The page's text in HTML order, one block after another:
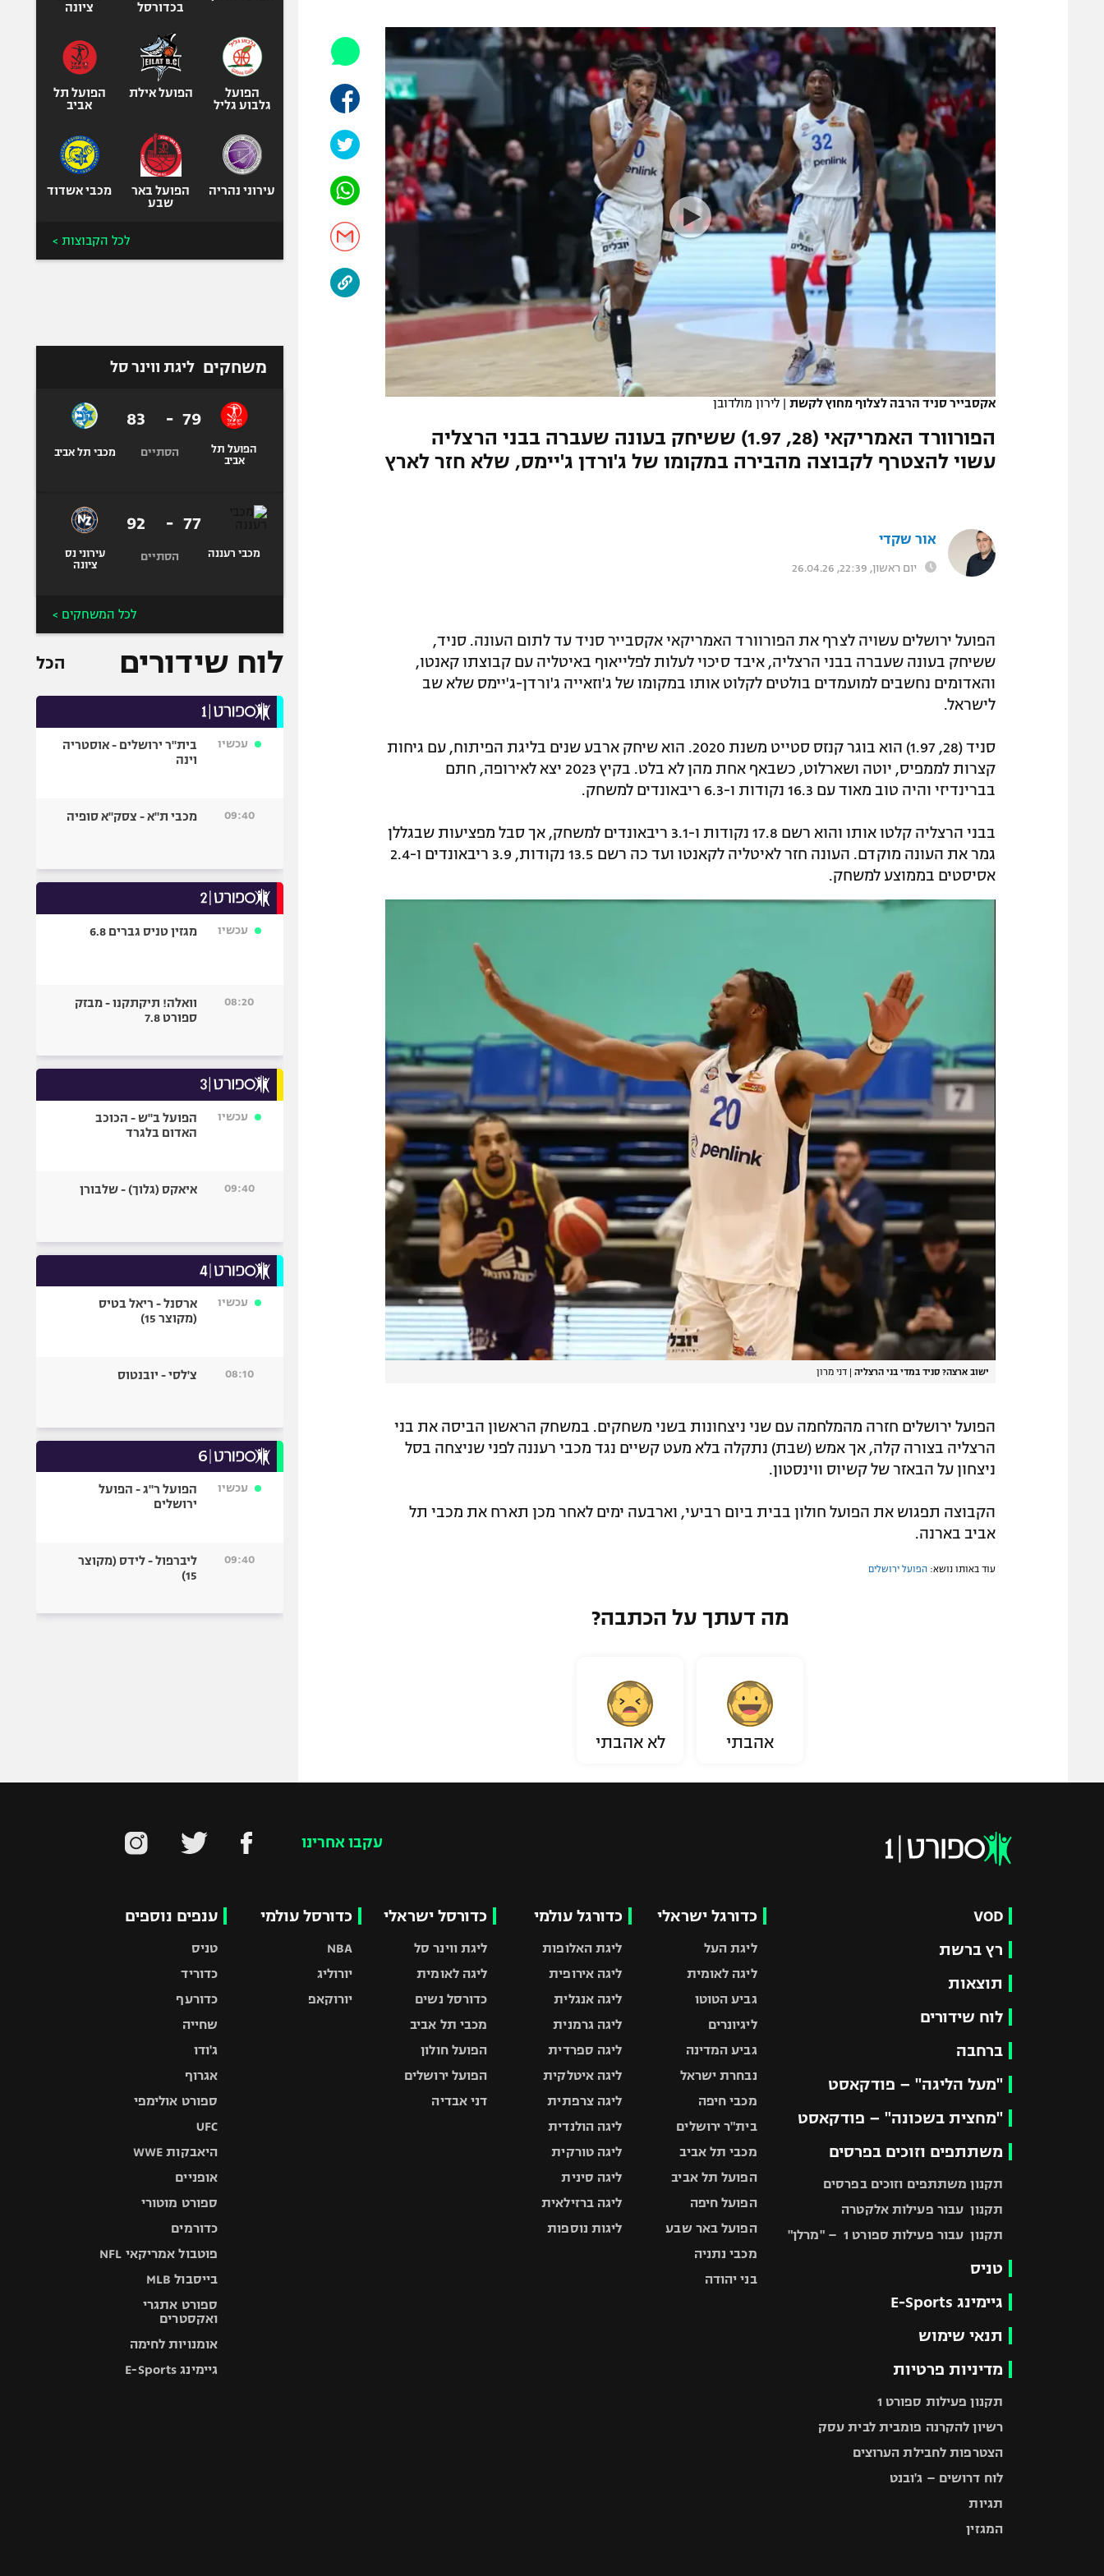
תקנון משתתפים וזוכים בפרסים
תקנון עבור פעילות אלקטרה
תקנון עבור פעילות ספורט 1 – "מרלן"
גיימינג E-Sports
תנאי שימוש
מדיניות פרטיות
תקנון פעילות ספורט 1
רשיון להקרנה פומבית לבית עסק
הצטרפות לחבילת הערוצים
לוח דרושים – ג'ובנט
תגיות
הפועל תל אביב
הפועל חיפה
הפועל באר שבע
מכבי נתניה
בני יהודה
ליגה סינית
ליגה ברזילאית
ליגות נוספות
ספורט מוטורי
כדורמים
ספורט אתגרי
ואקסטרים
אומנויות לחימה
אקסבייר סניד הרבה לצלוף מחוץ לקשת | לירון מולדובן
הפורוורד האמריקאי (28, 1.97) ששיחק בעונה שעברה בבני הרצליה
עשוי להצטרף לקבוצה מהבירה במקומו של ג'ורדן ג'יימס, שלא חזר לארץ
אור שקדי
יום ראשון, 22:39, 26.04.26
הפועל ירושלים עשויה לצרף את הפורוורד האמריקאי אקסבייר סניד עד לתום העונה. סניד,
ששיחק בעונה שעברה בבני הרצליה, איבד סיכוי לעלות לפלייאוף באיטליה עם קבוצתו קאנטו,
והאדומים נחשבים למועמדים בולטים לקלוט אותו במקומו של ג'וזאייה ג'ורדן-ג'יימס שלא שב
לישראל.
סניד (28, 1.97) הוא בוגר קנזס סטייט משנת 2020. הוא שיחק ארבע שנים בליגת הפיתוח, עם גיחות
קצרות לממפיס, יוטה ושארלוט, כשבאף אחת מהן לא בלט. בקיץ 2023 יצא לאירופה, חתם
בברינדיזי והיה טוב מאוד עם 16.3 נקודות ו-6.3 ריבאונדים למשחק.
בבני הרצליה קלטו אותו והוא רשם 17.8 נקודות ו-3.1 ריבאונדים למשחק, אך סבל מפציעות שבגללן
גמר את העונה מוקדם. העונה חזר לאיטליה לקאנטו ועד כה רשם 13.5 נקודות, 3.9 ריבאונדים ו-2.4
אסיסטים בממוצע למשחק.
ישוב ארצה? סניד במדי בני הרצליה | דני מרון
הפועל ירושלים חזרה מהמלחמה עם שני ניצחונות בשני משחקים. במשחק הראשון הביסה את בני
הרצליה בצורה קלה, אך אמש (שבת) נתקלה בלא מעט קשיים נגד מכבי רעננה לפני שניצחה בסל
ניצחון על הבאזר של קשיוס ווינסטון.
הקבוצה תפגוש את הפועל חולון בבית ביום רביעי, וארבעה ימים לאחר מכן תארח את מכבי תל
אביב בארנה.
עוד באותו נושא: הפועל ירושלים
מה דעתך על הכתבה?
אהבתי לא אהבתי
בכדורסל
ציונה
הפועל
גלבוע גליל
הפועל אילת
הפועל תל
אביב
עירוני נהריה
הפועל באר
שבע
מכבי אשדוד
לכל הקבוצות >
משחקים ליגת ווינר סל
הפועל תל
אביב
79
-
83
הסתיים מכבי תל אביב
מכבי רעננה
77
-
92
הסתיים
עירוני נס
ציונה
לכל המשחקים >
לוח שידורים הכל
עכשיו
בית"ר ירושלים - אוסטריה
וינה
09:40 מכבי ת"א - צסק"א סופיה
עכשיו מגזין טניס גברים 6.8
08:20
וואלה! תיקתקנו - מבזק
ספורט 7.8
עכשיו
הפועל ב"ש - הכוכב
האדום בלגרד
09:40 איאקס (גלוך) - שלבורן
עכשיו
ארסנל - ריאל בטיס
(מקוצר 15)
08:10 צ'לסי - יובנטוס
עכשיו
הפועל ר"ג - הפועל
ירושלים
09:40
ליברפול - לידס (מקוצר
15)
עקבו אחרינו
VOD
רץ ברשת
תוצאות
לוח שידורים
ברחבה
"מעל הליגה" – פודקאסט
"מחצית בשכונה" – פודקאסט
משתתפים וזוכים בפרסים
תקנון משתתפים וזוכים בפרסים
תקנון עבור פעילות אלקטרה
תקנון עבור פעילות ספורט 1 – "מרלן"
טניס
גיימינג E-Sports
תנאי שימוש
מדיניות פרטיות
תקנון פעילות ספורט 1
רשיון להקרנה פומבית לבית עסק
הצטרפות לחבילת הערוצים
לוח דרושים – ג'ובנט
תגיות
המגזין
כדורגל ישראלי
ליגת העל
ליגה לאומית
גביע הטוטו
ליגיונרים
גביע המדינה
נבחרת ישראל
מכבי חיפה
בית"ר ירושלים
מכבי תל אביב
הפועל תל אביב
הפועל חיפה
הפועל באר שבע
מכבי נתניה
בני יהודה
כדורגל עולמי
ליגת האלופות
ליגה אירופית
ליגה אנגלית
ליגה גרמנית
ליגה ספרדית
ליגה איטלקית
ליגה צרפתית
ליגה הולנדית
ליגה טורקית
ליגה סינית
ליגה ברזילאית
ליגות נוספות
כדורסל ישראלי
ליגת ווינר סל
ליגה לאומית
כדורסל נשים
מכבי תל אביב
הפועל חולון
הפועל ירושלים
דני אבדיה
כדורסל עולמי
NBA
יורוליג
יורוקאפ
ענפים נוספים
טניס
כדוריד
כדורעף
שחייה
ג'ודו
אגרוף
ספורט אולימפי
UFC
היאבקות WWE
אופניים
ספורט מוטורי
כדורמים
פוטבול אמריקאי NFL
בייסבול MLB
ספורט אתגרי
ואקסטרים
אומנויות לחימה
גיימינג E-Sports